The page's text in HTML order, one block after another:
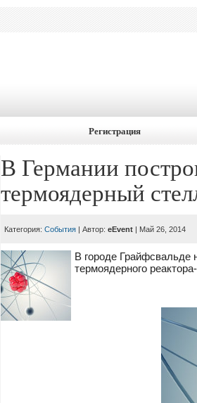
Регистрация
В Германии
термоядерный
Категория:События | Автор:eEvent | Май 26, 2014
В городе Грайфсвальде
термоядерного